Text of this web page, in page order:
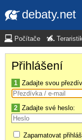
debaty.net
Počítače
Přihlášení
1 Zadajte svou
2 Zadajte své heslo:
Zapamatovat